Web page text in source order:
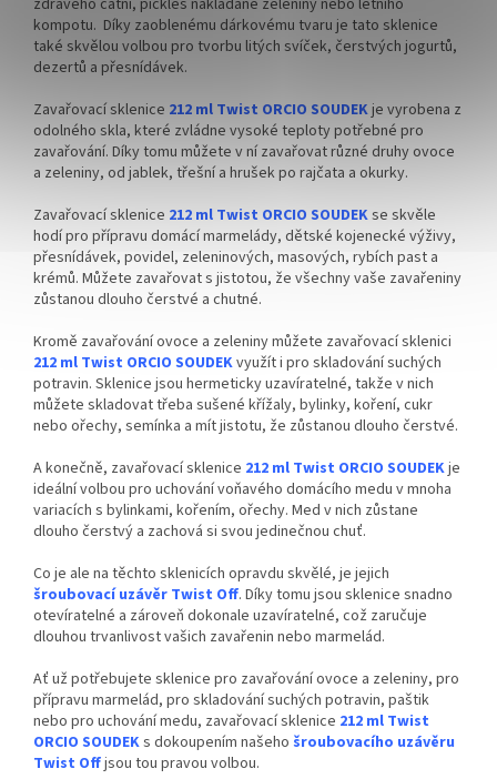
zdravého čatní, pickles nakládané zeleniny nebo letního
kompotu. Díky zaoblenému dárkovému tvaru je tato sklenice
také skvělou volbou pro tvorbu litých svíček, čerstvých jogurtů,
dezertů a přesnídávek.
Zavařovací sklenice 212 ml Twist ORCIO SOUDEKje vyrobena z
odolného skla, které zvládne vysoké teploty potřebné pro
zavařování. Díky tomu můžete v ní zavařovat různé druhy ovoce
a zeleniny, od jablek, třešní a hrušek po rajčata a okurky.
Zavařovací sklenice 212 ml Twist ORCIO SOUDEKse skvěle
hodí pro přípravu domácí marmelády, dětské kojenecké výživy,
přesnídávek, povidel, zeleninových, masových, rybích past a
krémů. Můžete zavařovat s jistotou, že všechny vaše zavařeniny
zůstanou dlouho čerstvé a chutné.
Kromě zavařování ovoce a zeleniny můžete zavařovací sklenici
212 ml Twist ORCIO SOUDEKvyužít i pro skladování suchých
potravin. Sklenice jsou hermeticky uzavíratelné, takže v nich
můžete skladovat třeba sušené křížaly, bylinky, koření, cukr
nebo ořechy, semínka a mít jistotu, že zůstanou dlouho čerstvé.
A konečně, zavařovací sklenice 212 ml Twist ORCIO SOUDEKje
ideální volbou pro uchování voňavého domácího medu v mnoha
variacích s bylinkami, kořením, ořechy. Med v nich zůstane
dlouho čerstvý a zachová si svou jedinečnou chuť.
Co je ale na těchto sklenicích opravdu skvělé, je jejich
šroubovací uzávěr Twist Off. Díky tomu jsou sklenice snadno
otevíratelné a zároveň dokonale uzavíratelné, což zaručuje
dlouhou trvanlivost vašich zavařenin nebo marmelád.
Ať už potřebujete sklenice pro zavařování ovoce a zeleniny, pro
přípravu marmelád, pro skladování suchých potravin, paštik
nebo pro uchování medu, zavařovací sklenice 212 ml Twist
ORCIO SOUDEKs dokoupením našeho šroubovacího uzávěru
Twist Offjsou tou pravou volbou.